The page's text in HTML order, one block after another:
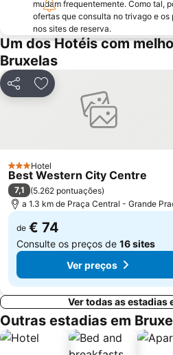
Forest National
Patria
Graslei en Koornlei
Sablon
Libertés
Palais de Justice
Le Botanique
Parc Léopold
mudam frequentemente. Como tal,
ofertas que consulta no trivago e
nos sites de reserva.
Um dos Hotéis com
Bruxelas
PartilharAdicionar aos favoritos
3 Estrelas
Hotel
Best Western City Centre
7,1 (5.262 pontuações)
a 1.3 km de Praça Central - Grande
de € 74
Consulte os preços de 16 sites
Ver preços
Ver todas as estadias
Outras estadias em